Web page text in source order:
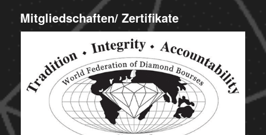
Mitgliedschaften/ Zertifikate